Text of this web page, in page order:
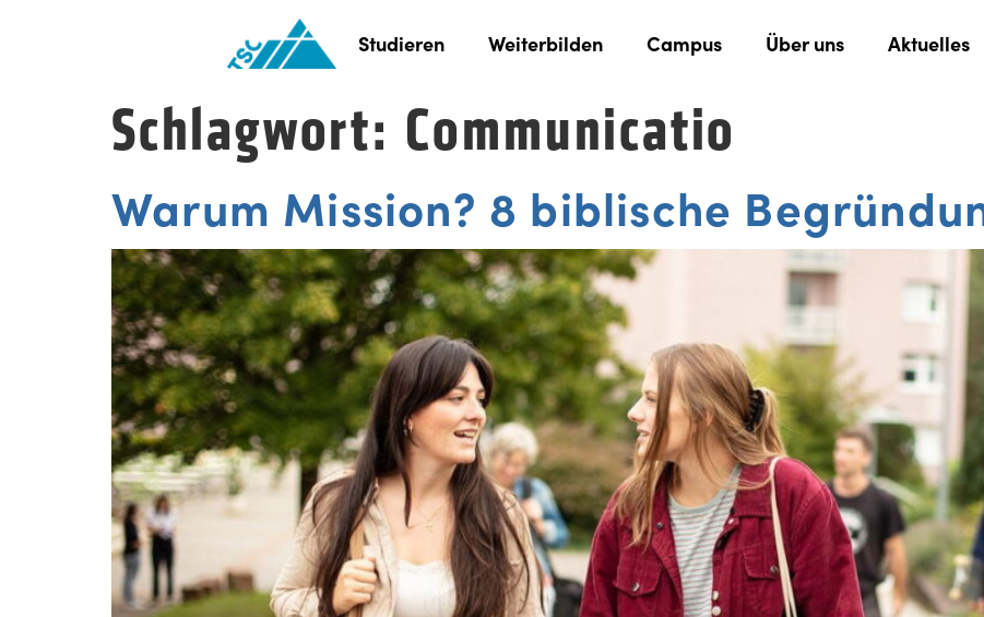
Studieren Weiterbilden Campus Über uns Aktuelles
Schlagwort: Communicatio
Warum Mission? 8 biblische